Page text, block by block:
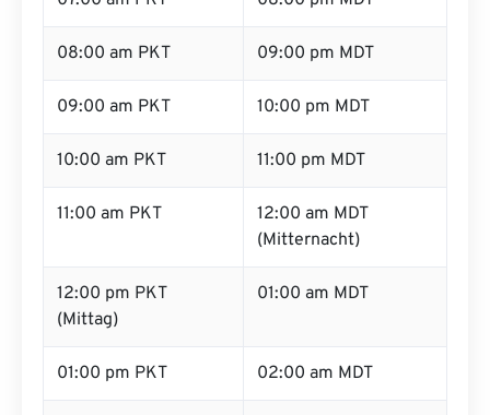
08:00 am PKT 09:00 pm MDT
09:00 am PKT 10:00 pm MDT
10:00 am PKT 11:00 pm MDT
11:00 am PKT
12:00 am MDT
(Mitternacht)
12:00 pm PKT
(Mittag)
01:00 am MDT
01:00 pm PKT 02:00 am MDT